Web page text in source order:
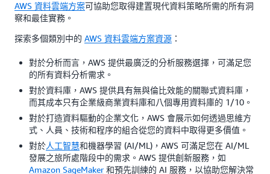
AWS 資料雲端方案可協助您取得建置現代資料策略所需的所有洞
察和最佳實務。
探索多個類別中的 AWS 資料雲端方案資源 ：
對於分析而言，AWS 提供最廣泛的分析服務選擇，可滿足您
的所有資料分析需求。
對於資料庫，AWS 提供具有無與倫比效能的關聯式資料庫，
而其成本只有企業級商業資料庫和八個專用資料庫的 1/10。
對於打造資料驅動的企業文化，AWS 會展示如何透過思維方
式、人員、技術和程序的組合從您的資料中取得更多價值。
對於人工智慧和機器學習 (AI/ML)，AWS 可滿足您在 AI/ML
發展之旅所處階段中的需求。AWS 提供創新服務，如
Amazon SageMaker 和預先訓練的 AI 服務，以協助您解決常